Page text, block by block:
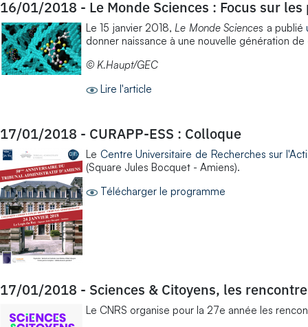
16/01/2018 - Le Monde Sciences : Focus sur
Le 15 janvier 2018,Le Monde Sciences a publié
donner naissance à une nouvelle génération
© K.Haupt/GEC
Lire l'article
17/01/2018 - CURAPP-ESS : Colloque
Le Centre Universitaire de Recherches sur
(Square Jules Bocquet - Amiens).
Télécharger le programme
17/01/2018 - Sciences & Citoyens, les
Le CNRS organise pour la 27e année les